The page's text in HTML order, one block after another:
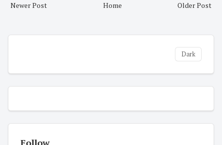
Newer Post Older Post
Home
Dark
Follow